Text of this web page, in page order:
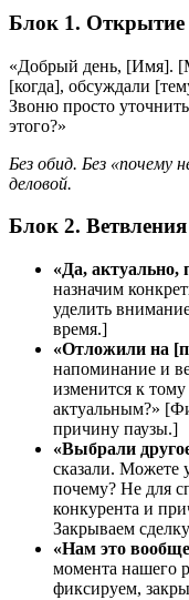
Блок 1. Открытие
«Добрый день, [Имя].
[когда], обсуждали
Звоню просто
этого?»
Без обид. Без «почему
деловой.
Блок 2. Ветвления
«Да, актуально,
назначим
уделить
время.]
«Отложили на
напоминание и
изменится к
актуальным?»
причину паузы.]
«Выбрали
сказали. Можете
почему? Не для
конкурента и
Закрываем
«Нам это
момента нашего
фиксируем,